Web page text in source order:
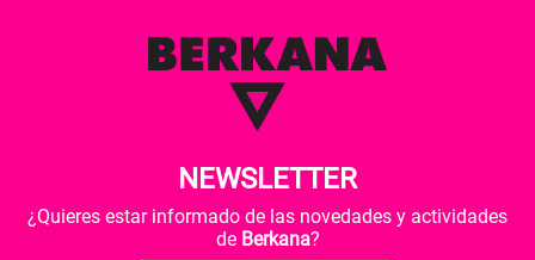
NEWSLETTER
¿Quieres estar informado de las novedades y actividades
de Berkana?